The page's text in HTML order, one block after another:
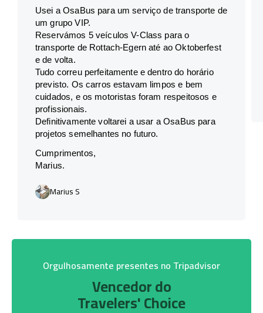
Usei a OsaBus para um serviço de transporte de
um grupo VIP.
Reservámos 5 veículos V-Class para o
transporte de Rottach-Egern até ao Oktoberfest
e de volta.
Tudo correu perfeitamente e dentro do horário
previsto. Os carros estavam limpos e bem
cuidados, e os motoristas foram respeitosos e
profissionais.
Definitivamente voltarei a usar a OsaBus para
projetos semelhantes no futuro.
Cumprimentos,
Marius.
Marius S
Orgulhosamente presentes no Tripadvisor
Vencedor do
Travelers' Choice